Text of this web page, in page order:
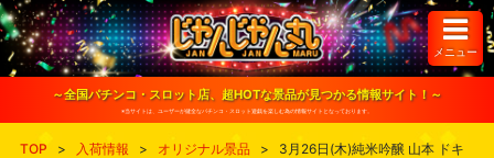
S
k
i
o
メニュー
～全国パチンコ・スロット店、超HOTな景品が見つかる情報サイト！～
※当サイトは、ユーザーが健全なパチンコ・スロット遊戯を楽しむ為の情報サイトとなっております。
TOP > 入荷情報 > オリジナル景品 >
3月26日(木)純米吟醸 山本 ドキ